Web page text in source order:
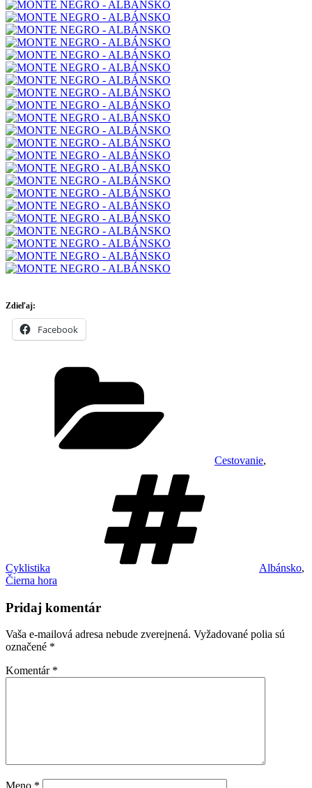
Zdieľaj:
Facebook
Cestovanie,
Cyklistika Albánsko,
Čierna hora
Pridaj komentár
Vaša e-mailová adresa nebude zverejnená. Vyžadované polia sú
označené *
Komentár *